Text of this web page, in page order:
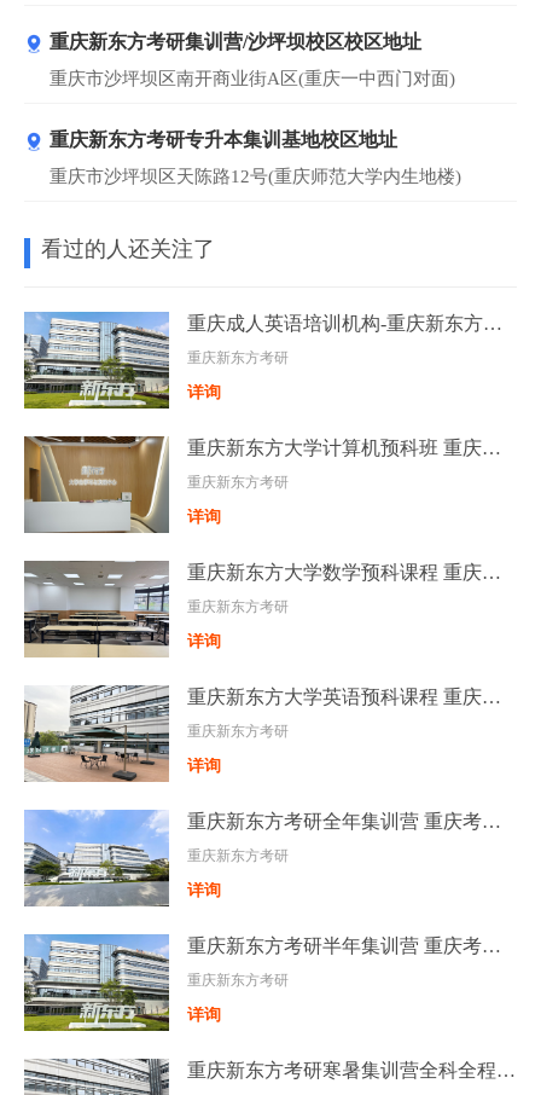
重庆新东方考研集训营/沙坪坝校区校区地址
重庆市沙坪坝区南开商业街A区(重庆一中西门对面)
重庆新东方考研专升本集训基地校区地址
重庆市沙坪坝区天陈路12号(重庆师范大学内生地楼)
看过的人还关注了
重庆成人英语培训机构-重庆新东方专业成人英语补习班
重庆新东方考研
详询
重庆新东方大学计算机预科班 重庆暑期大学计算机预科班
重庆新东方考研
详询
重庆新东方大学数学预科课程 重庆暑期大学数学预科班
重庆新东方考研
详询
重庆新东方大学英语预科课程 重庆暑期大学英语预科班
重庆新东方考研
详询
重庆新东方考研全年集训营 重庆考研全年集训班
重庆新东方考研
详询
重庆新东方考研半年集训营 重庆考研封闭集训班
重庆新东方考研
详询
重庆新东方考研寒暑集训营全科全程辅导